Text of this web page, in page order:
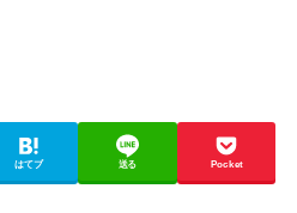
はてブ 送る Pocket